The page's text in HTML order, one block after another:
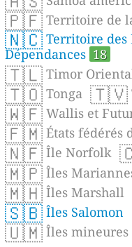
🇵🇫 Territoire de
🇳🇨 Territoire des
Dépendances 18
🇹🇱 Timor
🇹🇴 Tonga 🇹🇻
🇼🇫 Wallis et
🇫🇲 États fédérés
🇳🇫 Île Norfolk
🇲🇵 Îles
🇲🇭 Îles Marshall
🇸🇧 Îles Salomon
🇺🇲 Îles mineures